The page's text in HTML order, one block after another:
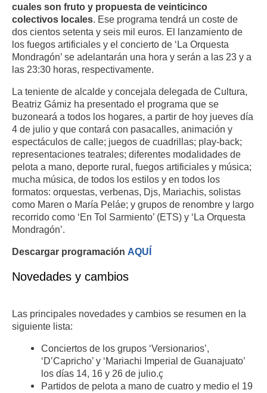
cuales son fruto y propuesta de veinticinco
colectivos locales. Ese programa tendrá un coste de
dos cientos setenta y seis mil euros. El lanzamiento de
los fuegos artificiales y el concierto de ‘La Orquesta
Mondragón’ se adelantarán una hora y serán a las 23 y a
las 23:30 horas, respectivamente.
La teniente de alcalde y concejala delegada de Cultura,
Beatriz Gámiz ha presentado el programa que se
buzoneará a todos los hogares, a partir de hoy jueves día
4 de julio y que contará con pasacalles, animación y
espectáculos de calle; juegos de cuadrillas; play-back;
representaciones teatrales; diferentes modalidades de
pelota a mano, deporte rural, fuegos artificiales y música;
mucha música, de todos los estilos y en todos los
formatos: orquestas, verbenas, Djs, Mariachis, solistas
como Maren o María Peláe; y grupos de renombre y largo
recorrido como ‘En Tol Sarmiento’ (ETS) y ‘La Orquesta
Mondragón’.
Descargar programación AQUÍ
Novedades y cambios
Las principales novedades y cambios se resumen en la
siguiente lista:
Conciertos de los grupos ‘Versionarios’,
‘D’Capricho’ y ‘Mariachi Imperial de Guanajuato’
los días 14, 16 y 26 de julio.ç
Partidos de pelota a mano de cuatro y medio el 19